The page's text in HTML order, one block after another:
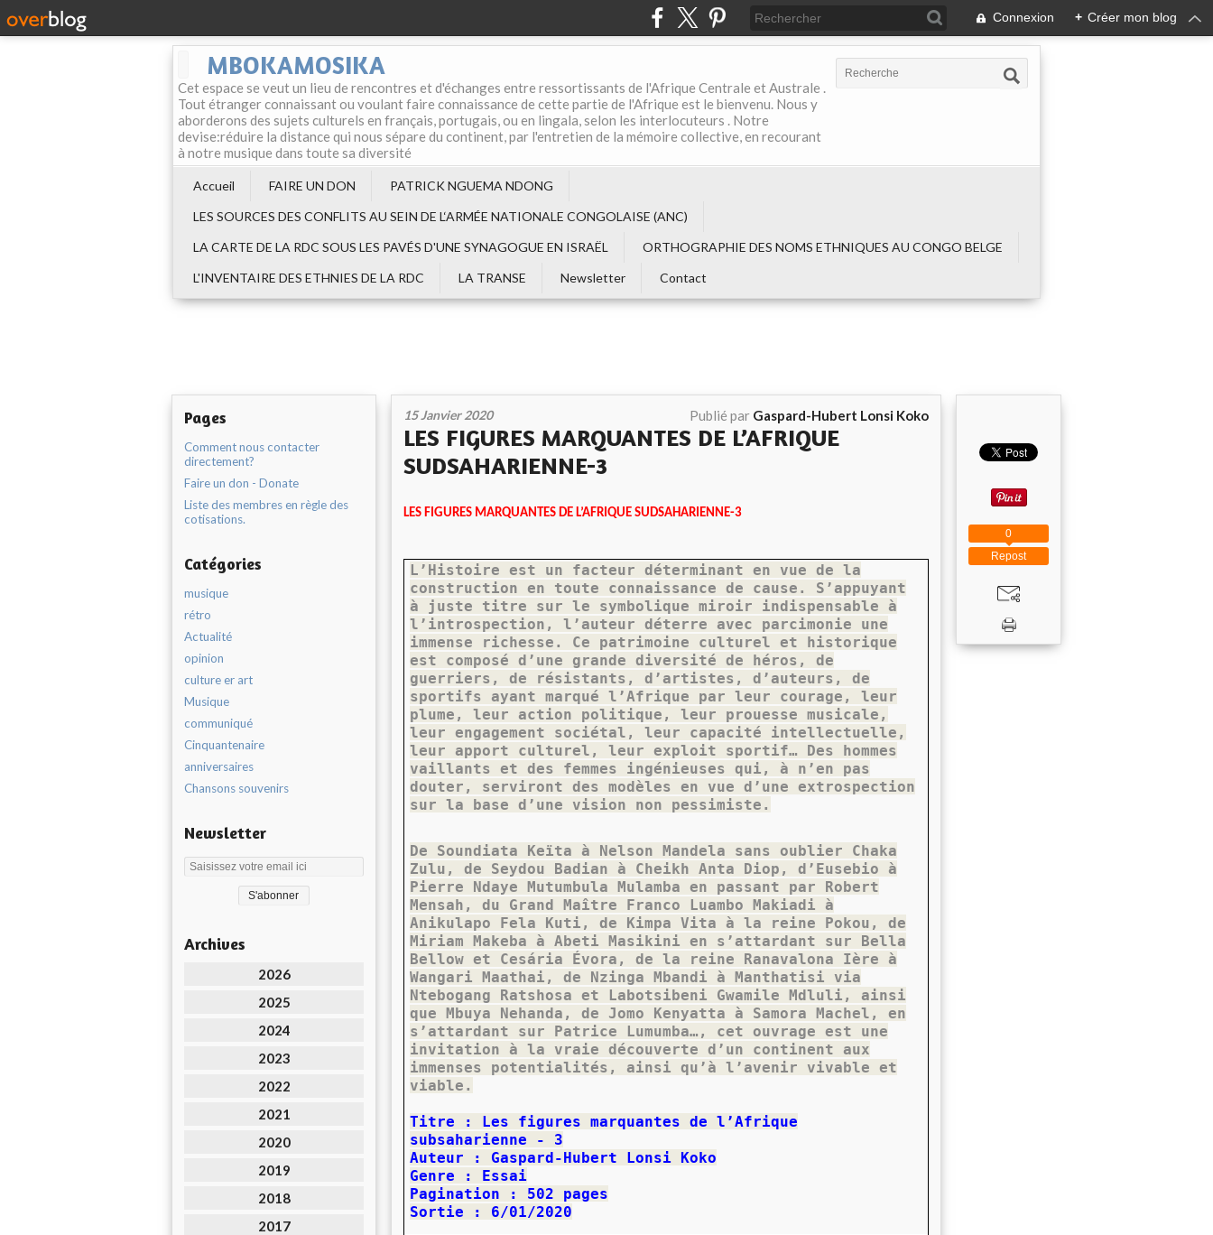
Connexion + Créer mon blog
MBOKAMOSIKA
Cet espace se veut un lieu de rencontres et d'échanges entre ressortissants de l'Afrique Centrale et Australe .
Tout étranger connaissant ou voulant faire connaissance de cette partie de l'Afrique est le bienvenu. Nous y
aborderons des sujets culturels en français, portugais, ou en lingala, selon les interlocuteurs . Notre
devise:réduire la distance qui nous sépare du continent, par l'entretien de la mémoire collective, en recourant
à notre musique dans toute sa diversité
Accueil FAIRE UN DON
PATRICK NGUEMA NDONG
LES SOURCES DES CONFLITS AU SEIN DE L‘ARMÉE NATIONALE CONGOLAISE (ANC)
LA CARTE DE LA RDC SOUS LES PAVÉS D'UNE SYNAGOGUE EN ISRAËL
ORTHOGRAPHIE DES NOMS ETHNIQUES AU CONGO BELGE
L'INVENTAIRE DES ETHNIES DE LA RDC
LA TRANSE Newsletter Contact
Pages
Comment nous contacter
directement?
Faire un don - Donate
Liste des membres en règle des
cotisations.
Catégories
musique
rétro
Actualité
opinion
culture er art
Musique
communiqué
Cinquantenaire
anniversaires
Chansons souvenirs
Newsletter
Archives
2026
2025
2024
2023
2022
2021
2020
2019
2018
2017
15 Janvier 2020 Publié par Gaspard-Hubert Lonsi Koko
LES FIGURES MARQUANTES DE L’AFRIQUE
SUDSAHARIENNE-3
LES FIGURES MARQUANTES DE L’AFRIQUE SUDSAHARIENNE-3
L’Histoire est un facteur déter­minant en vue de la
construction en toute connaissance de cause. S’appuyant
à juste titre sur le symbolique miroir indispensable à
l’introspection, l’auteur déterre avec parcimonie une
immense richesse. Ce patrimoine culturel et historique
est composé d’une grande diversité de héros, de
guerriers, de résistants, d’artistes, d’auteurs, de
sportifs ayant marqué l’Afrique par leur courage, leur
plume, leur action politique, leur prouesse musicale,
leur engagement sociétal, leur capacité intellectuelle,
leur apport culturel, leur exploit sportif… Des hommes
vaillants et des femmes ingénieuses qui, à n’en pas
douter, serviront des modèles en vue d’une extrospection
sur la base d’une vision non pessimiste.
De Soundiata Keïta à Nelson Mandela sans oublier Chaka
Zulu, de Seydou Badian à Cheikh Anta Diop, d’Eusebio à
Pierre Ndaye Mutumbula Mulamba en passant par Robert
Mensah, du Grand Maître Franco Luambo Makiadi à
Anikulapo Fela Kuti, de Kimpa Vita à la reine Pokou, de
Miriam Makeba à Abeti Masikini en s’attardant sur Bella
Bellow et Cesária Évora, de la reine Ranavalona Ière à
Wangari Maathai, de Nzinga Mbandi à Manthatisi via
Ntebogang Ratshosa et Labotsibeni Gwamile Mdluli, ainsi
que Mbuya Nehanda, de Jomo Kenyatta à Samora Machel, en
s’attardant sur Patrice Lumumba…, cet ouvrage est une
invitation à la vraie découverte d’un continent aux
immenses potentialités, ainsi qu’à l’avenir vivable et
viable.
Titre : Les figures marquantes de l’Afrique
subsaharienne - 3
Auteur : Gaspard-Hubert Lonsi Koko
Genre : Essai
Pagination : 502 pages
Sortie : 6/01/2020
Repost
0